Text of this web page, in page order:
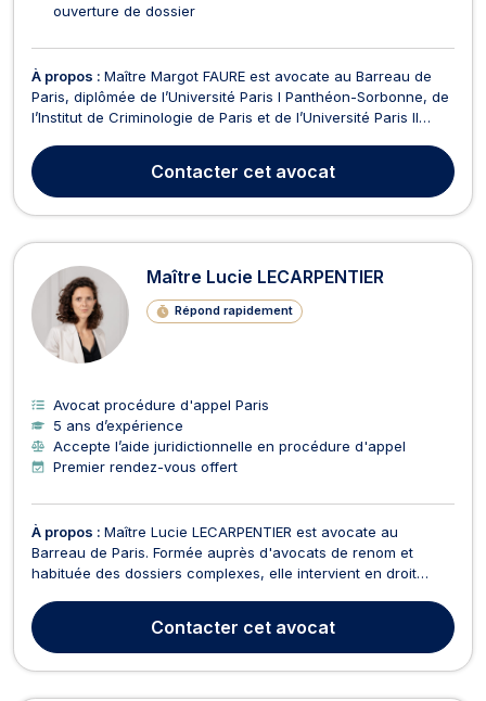
ouverture de dossier
À propos : Maître Margot FAURE est avocate au Barreau de
Paris, diplômée de l’Université Paris I Panthéon-Sorbonne, de
l’Institut de Criminologie de Paris et de l’Université Paris II
en ONG, elle porte un regard à la fois technique et humain
sur la justice pénale. Elle a notam...
Contacter cet avocat
Maître Lucie LECARPENTIER
Répond rapidement
Avocat procédure d'appel Paris
5 ans d’expérience
Accepte l’aide juridictionnelle en procédure d'appel
Premier rendez-vous offert
À propos : Maître Lucie LECARPENTIER est avocate au
Barreau de Paris. Formée auprès d'avocats de renom et
habituée des dossiers complexes, elle intervient en droit
de la presse. Elle assiste mis en cause et victimes au cours
de l'enquête (gardes à vue, auditions libres, c...
Contacter cet avocat